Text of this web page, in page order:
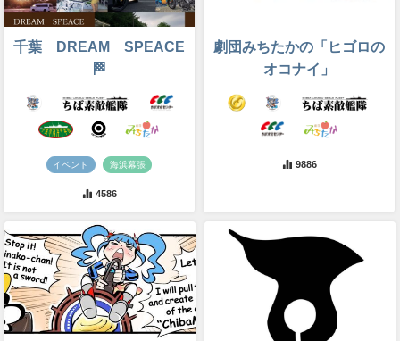
千葉 DREAM SPEACE
🏁
イベント 海浜幕張
4586
劇団みちたかの「ヒゴロの
オコナイ」
9886